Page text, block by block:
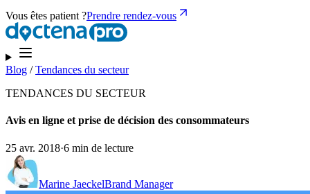
Vous êtes patient ?Prendre rendez-vous
Blog /Tendances du secteur
TENDANCES DU SECTEUR
Avis en ligne et prise de décision des consommateurs
25 avr. 2018·6 min de lecture
Marine JaeckelBrand Manager